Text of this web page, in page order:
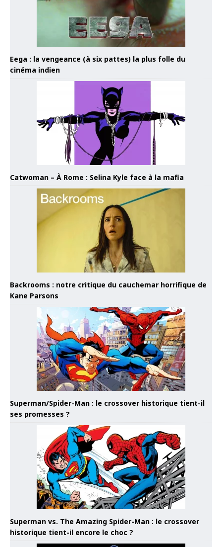
Eega : la vengeance (à six pattes) la plus folle du
cinéma indien
Catwoman – À Rome : Selina Kyle face à la mafia
Backrooms : notre critique du cauchemar horrifique de
Kane Parsons
Superman/Spider-Man : le crossover historique tient-il
ses promesses ?
Superman vs. The Amazing Spider-Man : le crossover
historique tient-il encore le choc ?